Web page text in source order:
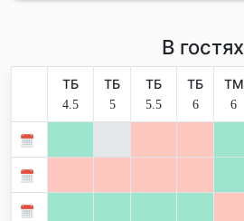
В гостях
ТБ
4.5
ТБ
5
ТБ
5.5
ТБ
6
ТМ
6